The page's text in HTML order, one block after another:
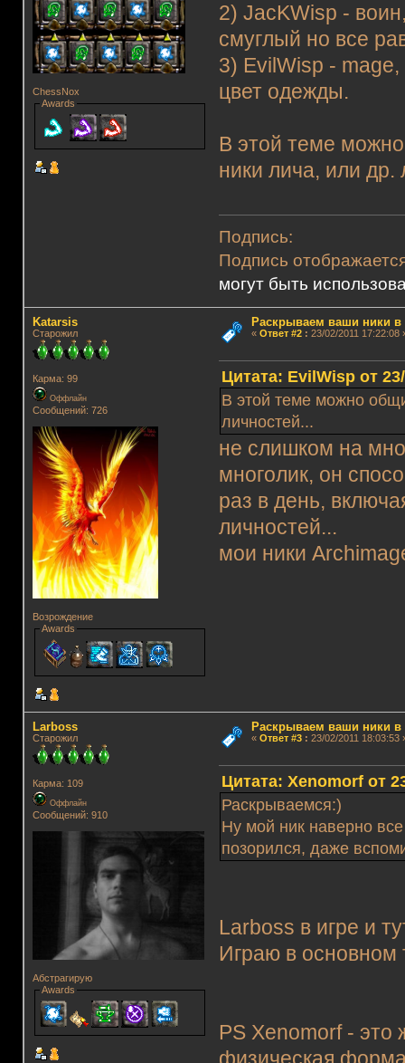
ChessNox
Awards
2) JacKWisp -
смуглый но все
3) EvilWisp -
цвет одежды.
В этой теме
ники лича, или др.
Подпись:
Подпись
могут быть
Katarsis
Старожил
Карма: 99
Оффлайн
Сообщений: 726
Возрождение
Awards
Раскрываем ваши ники в
« Ответ #2: 23/02/2011 17:22:08
Цитата: EvilWisp от
В этой теме можно
личностей...
не слишком на
многолик, он
раз в день,
личностей...
мои ники
Lаrboss
Старожил
Карма: 109
Оффлайн
Сообщений: 910
Абстрагирую
Awards
Раскрываем ваши ники в
« Ответ #3: 23/02/2011 18:03:53
Цитата: Xenomorf от
Раскрываемся:)
Ну мой ник наверно
позорился, даже
Larboss в игре и
Играю в основном
PS Xenomorf -